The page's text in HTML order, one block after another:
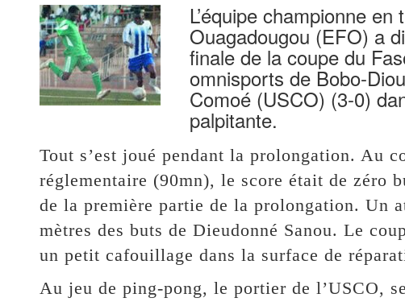
L’équipe championne
Ouagadougou (EFO) a
finale de la coupe du
omnisports de Bobo-
Comoé (USCO) (3-0)
palpitante.
Tout s’est joué pendant la prolongation. Au
réglementaire (90mn), le score était de zéro
de la première partie de la prolongation. Un
mètres des buts de Dieudonné Sanou. Le
un petit cafouillage dans la surface de
Au jeu de ping-pong, le portier de l’USCO,